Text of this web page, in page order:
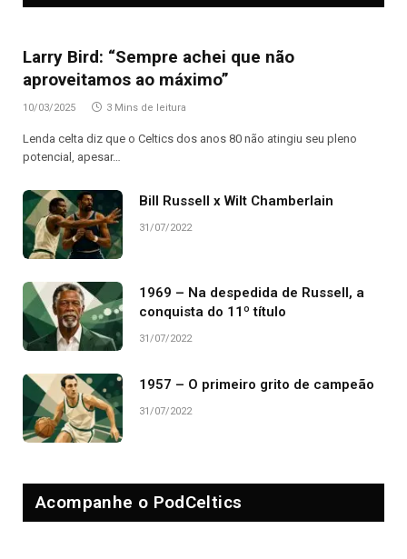
Larry Bird: “Sempre achei que não
aproveitamos ao máximo”
10/03/2025 3 Mins de leitura
Lenda celta diz que o Celtics dos anos 80 não atingiu seu pleno
potencial, apesar…
Bill Russell x Wilt Chamberlain
31/07/2022
1969 – Na despedida de Russell, a
conquista do 11º título
31/07/2022
1957 – O primeiro grito de campeão
31/07/2022
Acompanhe o PodCeltics